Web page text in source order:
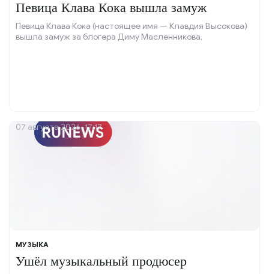
Певица Клава Кока вышла замуж
Певица Клава Кока (настоящее имя — Клавдия Высокова)
вышла замуж за блогера Диму Масленникова.
МУЗЫКА
Ушёл музыкальный продюсер
07 августа 2026, 17:17